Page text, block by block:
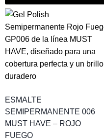
ESMALTE
SEMIPERMANENTE 006
MUST HAVE – ROJO
FUEGO